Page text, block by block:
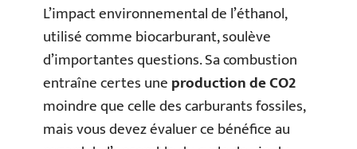
L’impact environnemental de l’éthanol,
utilisé comme biocarburant, soulève
d’importantes questions. Sa combustion
entraîne certes uneproduction de CO2
moindre que celle des carburants fossiles,
mais vous devez évaluer ce bénéfice au